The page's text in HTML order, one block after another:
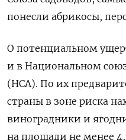
понесли абрикосы,
О потенциальном
и в Национальном
(НСА). По их
страны в зоне риска
виноградники и
на площади не менее